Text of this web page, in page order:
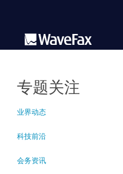
专题关注
业界动态
科技前沿
会务资讯